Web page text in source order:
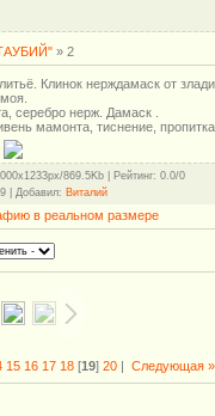
» 2
Клинок нерждамаск от
моя.
серебро нерж. Дамаск .
мамонта, тиснение, пропитка.
869.5Kb | Рейтинг: 0.0/0
| Добавил: Виталий
в реальном размере
15 16 17 18[19] 20| Следующая »